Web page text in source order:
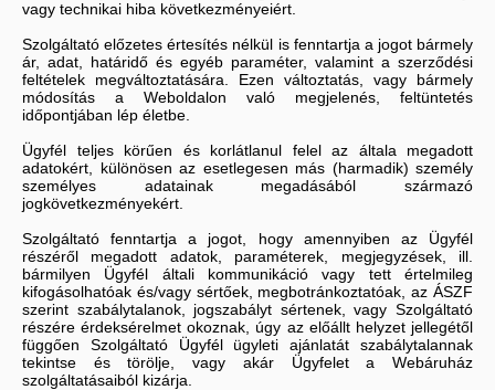
vagy technikai hiba következményeiért.
Szolgáltató előzetes értesítés nélkül is fenntartja a jogot bármely
ár, adat, határidő és egyéb paraméter, valamint a szerződési
feltételek megváltoztatására. Ezen változtatás, vagy bármely
módosítás a Weboldalon való megjelenés, feltüntetés
időpontjában lép életbe.
Ügyfél teljes körűen és korlátlanul felel az általa megadott
adatokért, különösen az esetlegesen más (harmadik) személy
személyes adatainak megadásából származó
jogkövetkezményekért.
Szolgáltató fenntartja a jogot, hogy amennyiben az Ügyfél
részéről megadott adatok, paraméterek, megjegyzések, ill.
bármilyen Ügyfél általi kommunikáció vagy tett értelmileg
kifogásolhatóak és/vagy sértőek, megbotránkoztatóak, az ÁSZF
szerint szabálytalanok, jogszabályt sértenek, vagy Szolgáltató
részére érdeksérelmet okoznak, úgy az előállt helyzet jellegétől
függően Szolgáltató Ügyfél ügyleti ajánlatát szabálytalannak
tekintse és törölje, vagy akár Ügyfelet a Webáruház
szolgáltatásaiból kizárja.